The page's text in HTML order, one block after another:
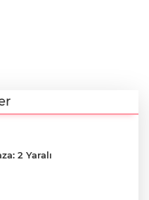
2 Yaralı